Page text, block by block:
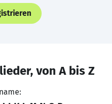
von A bis Z